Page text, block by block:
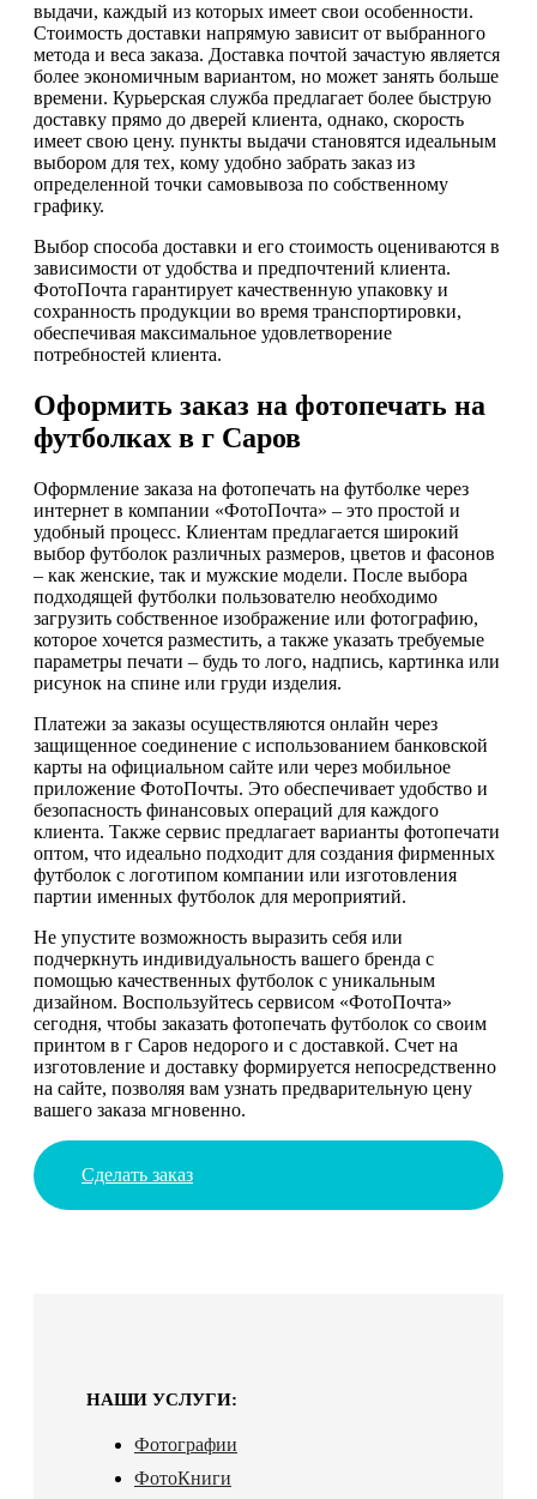
выдачи, каждый из которых имеет свои особенности.
Стоимость доставки напрямую зависит от выбранного
метода и веса заказа. Доставка почтой зачастую является
более экономичным вариантом, но может занять больше
времени. Курьерская служба предлагает более быструю
доставку прямо до дверей клиента, однако, скорость
имеет свою цену. пункты выдачи становятся идеальным
выбором для тех, кому удобно забрать заказ из
определенной точки самовывоза по собственному
графику.
Выбор способа доставки и его стоимость оцениваются в
зависимости от удобства и предпочтений клиента.
ФотоПочта гарантирует качественную упаковку и
сохранность продукции во время транспортировки,
обеспечивая максимальное удовлетворение
потребностей клиента.
Оформить заказ на фотопечать на
футболках в г Саров
Оформление заказа на фотопечать на футболке через
интернет в компании «ФотоПочта» – это простой и
удобный процесс. Клиентам предлагается широкий
выбор футболок различных размеров, цветов и фасонов
– как женские, так и мужские модели. После выбора
подходящей футболки пользователю необходимо
загрузить собственное изображение или фотографию,
которое хочется разместить, а также указать требуемые
параметры печати – будь то лого, надпись, картинка или
рисунок на спине или груди изделия.
Платежи за заказы осуществляются онлайн через
защищенное соединение с использованием банковской
карты на официальном сайте или через мобильное
приложение ФотоПочты. Это обеспечивает удобство и
безопасность финансовых операций для каждого
клиента. Также сервис предлагает варианты фотопечати
оптом, что идеально подходит для создания фирменных
футболок с логотипом компании или изготовления
партии именных футболок для мероприятий.
Не упустите возможность выразить себя или
подчеркнуть индивидуальность вашего бренда с
помощью качественных футболок с уникальным
дизайном. Воспользуйтесь сервисом «ФотоПочта»
сегодня, чтобы заказать фотопечать футболок со своим
принтом в г Саров недорого и с доставкой. Счет на
изготовление и доставку формируется непосредственно
на сайте, позволяя вам узнать предварительную цену
вашего заказа мгновенно.
Сделать заказ
НАШИ УСЛУГИ:
Фотографии
ФотоКниги